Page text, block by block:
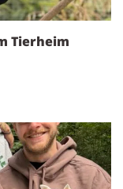
Tierheim